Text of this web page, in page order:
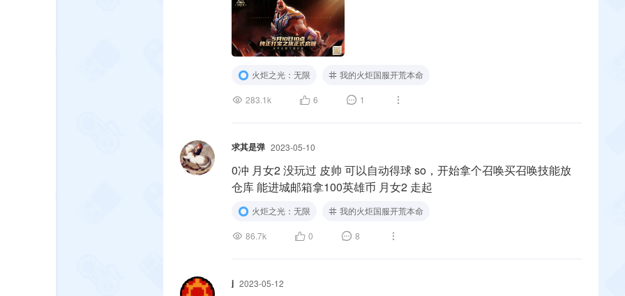
火炬之光：无限 我的火炬国服开荒本命
283.1k 6 1
求其是弹 2023-05-10
0冲 月女2 没玩过 皮帅 可以自动得球 so，开始拿个召唤买召唤技能放
仓库 能进城邮箱拿100英雄币 月女2 走起
火炬之光：无限 我的火炬国服开荒本命
86.7k 0 8
j 2023-05-12